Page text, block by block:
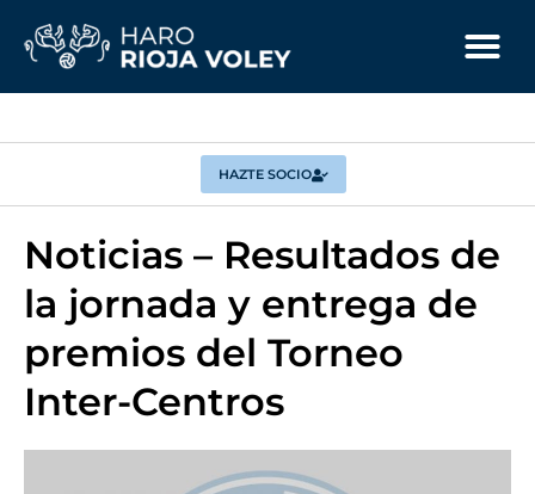
HAZTE SOCIO
Noticias – Resultados de
la jornada y entrega de
premios del Torneo
Inter-Centros